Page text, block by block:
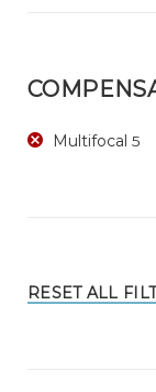
Multifocal 5
RESET ALL